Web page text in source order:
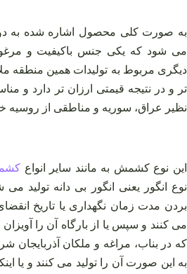
به صورت کلی محصول اشاره شده به
می‌ شود که یکی جنس باکیفیت و
دیگری مربوط به تولیدات همین منطقه
تر و در نتیجه قیمتی ارزان تر دارد و
نظیر عراق، سوریه و مناطقی از روسیه
این نوع کشمش به مانند سایر انواع
نوع انگور یعنی انگور بی دانه تولید می
بردن مدت زمان نگهداری یا تاریخ
می کنند و سپس یا از بارگاه آن را
که در بناب، مراغه و ملکان آذربایجان
به این صورت آن را تولید می کنند و یا